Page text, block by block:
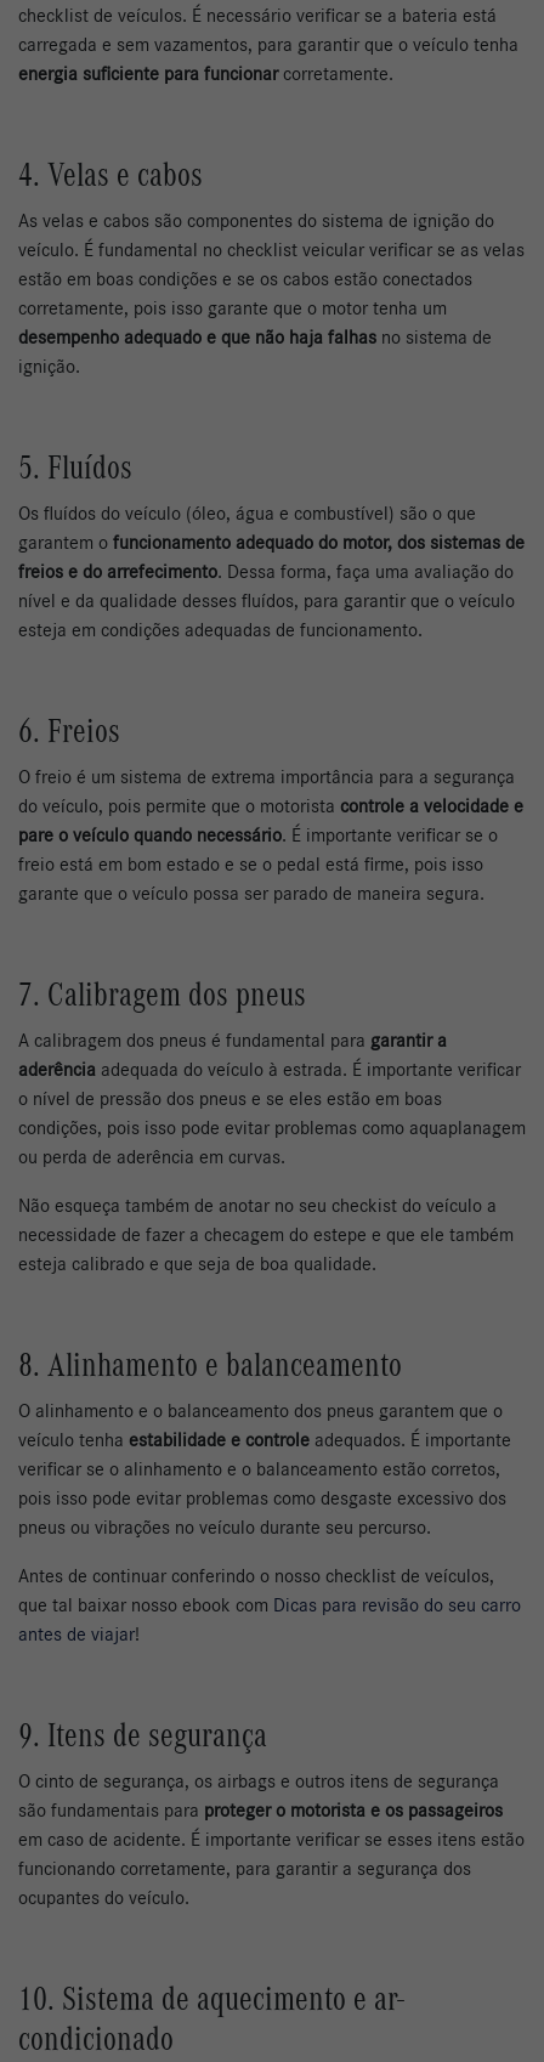
checklist de veículos. É necessário verificar se a bateria está
carregada e sem vazamentos, para garantir que o veículo tenha
energia suficiente para funcionar corretamente.
4. Velas e cabos
As velas e cabos são componentes do sistema de ignição do
veículo. É fundamental no checklist veicular verificar se as velas
estão em boas condições e se os cabos estão conectados
corretamente, pois isso garante que o motor tenha um
desempenho adequado e que não haja falhas no sistema de
ignição.
5. Fluídos
Os fluídos do veículo (óleo, água e combustível) são o que
garantem o funcionamento adequado do motor, dos sistemas de
freios e do arrefecimento. Dessa forma, faça uma avaliação do
nível e da qualidade desses fluídos, para garantir que o veículo
esteja em condições adequadas de funcionamento.
6. Freios
O freio é um sistema de extrema importância para a segurança
do veículo, pois permite que o motorista controle a velocidade e
pare o veículo quando necessário. É importante verificar se o
freio está em bom estado e se o pedal está firme, pois isso
garante que o veículo possa ser parado de maneira segura.
7. Calibragem dos pneus
A calibragem dos pneus é fundamental para garantir a
aderência adequada do veículo à estrada. É importante verificar
o nível de pressão dos pneus e se eles estão em boas
condições, pois isso pode evitar problemas como aquaplanagem
ou perda de aderência em curvas.
Não esqueça também de anotar no seu checkist do veículo a
necessidade de fazer a checagem do estepe e que ele também
esteja calibrado e que seja de boa qualidade.
8. Alinhamento e balanceamento
O alinhamento e o balanceamento dos pneus garantem que o
veículo tenha estabilidade e controle adequados. É importante
verificar se o alinhamento e o balanceamento estão corretos,
pois isso pode evitar problemas como desgaste excessivo dos
pneus ou vibrações no veículo durante seu percurso.
Antes de continuar conferindo o nosso checklist de veículos,
que tal baixar nosso ebook com Dicas para revisão do seu carro
antes de viajar!
9. Itens de segurança
O cinto de segurança, os airbags e outros itens de segurança
são fundamentais para proteger o motorista e os passageiros
em caso de acidente. É importante verificar se esses itens estão
funcionando corretamente, para garantir a segurança dos
ocupantes do veículo.
10. Sistema de aquecimento e ar-
condicionado